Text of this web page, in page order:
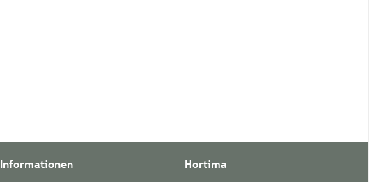
Informationen Hortima